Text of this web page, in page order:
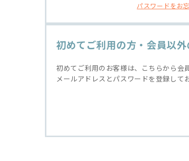
パスワードをお
初めてご利用の方・会員以外
初めてご利用のお客様は、こちらから会
メールアドレスとパスワードを登録して